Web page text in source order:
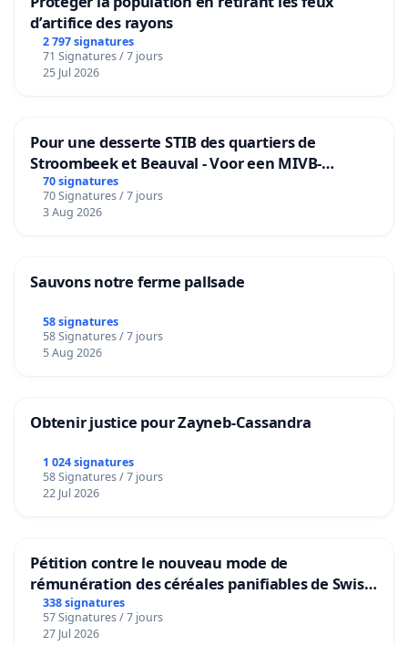
d’artifice des rayons
2 797 signatures
71 Signatures / 7 jours
25 Jul 2026
Pour une desserte STIB des quartiers de
Stroombeek et Beauval - Voor een MIVB-
bediening van de wijken Strombeek en Het
Voor
70 signatures
70 Signatures / 7 jours
3 Aug 2026
Sauvons notre ferme pallsade
58 signatures
58 Signatures / 7 jours
5 Aug 2026
Obtenir justice pour Zayneb-Cassandra
1 024 signatures
58 Signatures / 7 jours
22 Jul 2026
Pétition contre le nouveau mode de
rémunération des céréales panifiables de Swiss
granum basé sur la teneur en protéines
338 signatures
57 Signatures / 7 jours
27 Jul 2026